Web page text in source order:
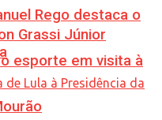
Rego destaca o
esporte em visita à
Grassi Júnior